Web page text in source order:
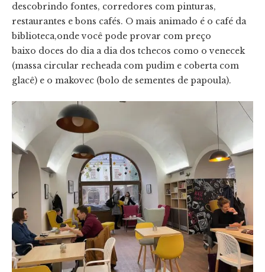
descobrindo fontes, corredores com pinturas,
restaurantes e bons cafés. O mais animado é o café da
biblioteca,onde você pode provar com preço
baixo doces do dia a dia dos tchecos como o venecek
(massa circular recheada com pudim e coberta com
glacê) e o makovec (bolo de sementes de papoula).